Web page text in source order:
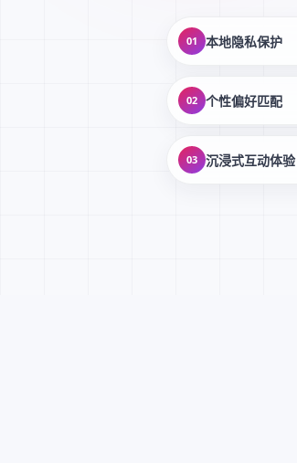
01 本地隐私保护
02 个性偏好匹配
03 沉浸式互动体验